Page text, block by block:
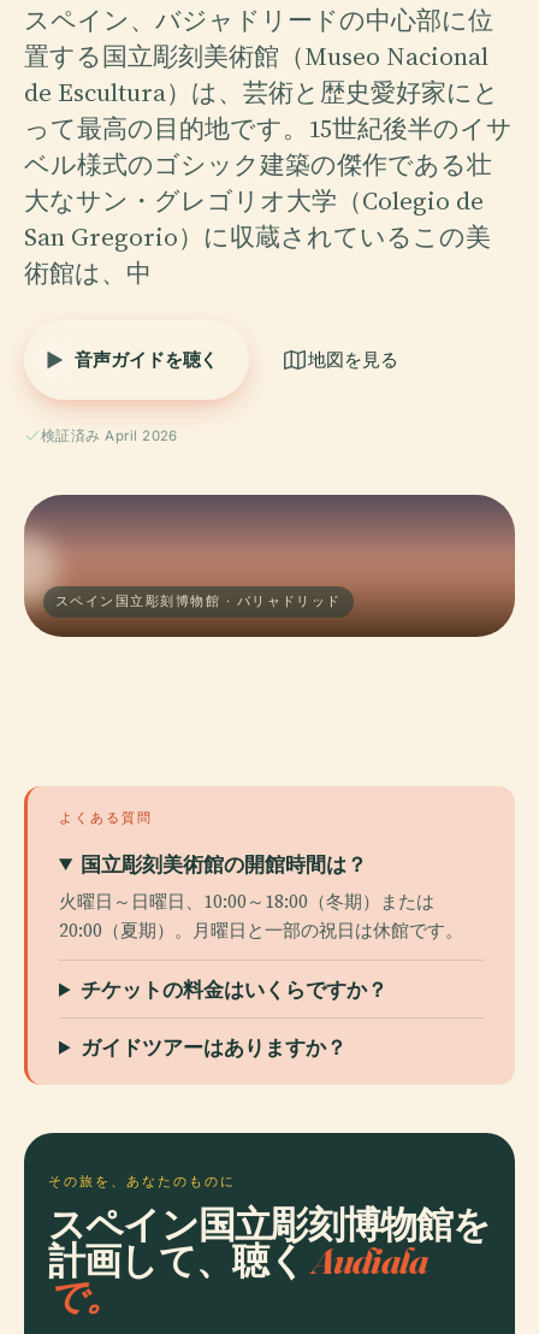
スペイン、バジャドリードの中心部に位
置する国立彫刻美術館（Museo Nacional
de Escultura）は、芸術と歴史愛好家にと
って最高の目的地です。15世紀後半のイサ
ベル様式のゴシック建築の傑作である壮
大なサン・グレゴリオ大学（Colegio de
San Gregorio）に収蔵されているこの美
術館は、中
音声ガイドを聴く 地図を見る
検証済み April 2026
スペイン国立彫刻博物館 · バリャドリッド
よくある質問
国立彫刻美術館の開館時間は？
火曜日～日曜日、10:00～18:00（冬期）または
20:00（夏期）。月曜日と一部の祝日は休館です。
チケットの料金はいくらですか？
ガイドツアーはありますか？
その旅を、あなたのものに
スペイン国立彫刻博物館を
計画して、聴く Audiala
で。